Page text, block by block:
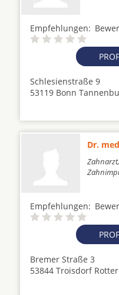
Empfehlungen:
Schlesienstraße 9
53119 Bonn
Dr.
Empfehlungen:
Bremer Straße 3
53844 Troisdorf Rotter